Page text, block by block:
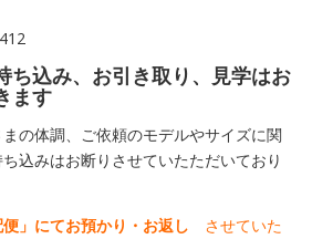
ち込み、お引き取り、見学はお
ます
の体調、ご依頼のモデルやサイズに関
込みはお断りさせていたただいており
便」にてお預かり・お返し させていた